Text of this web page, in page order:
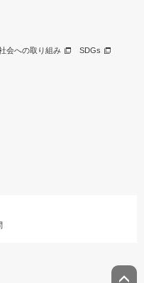
会への取り組み SDGs